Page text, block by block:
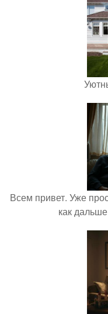
Всем привет. Уже
как